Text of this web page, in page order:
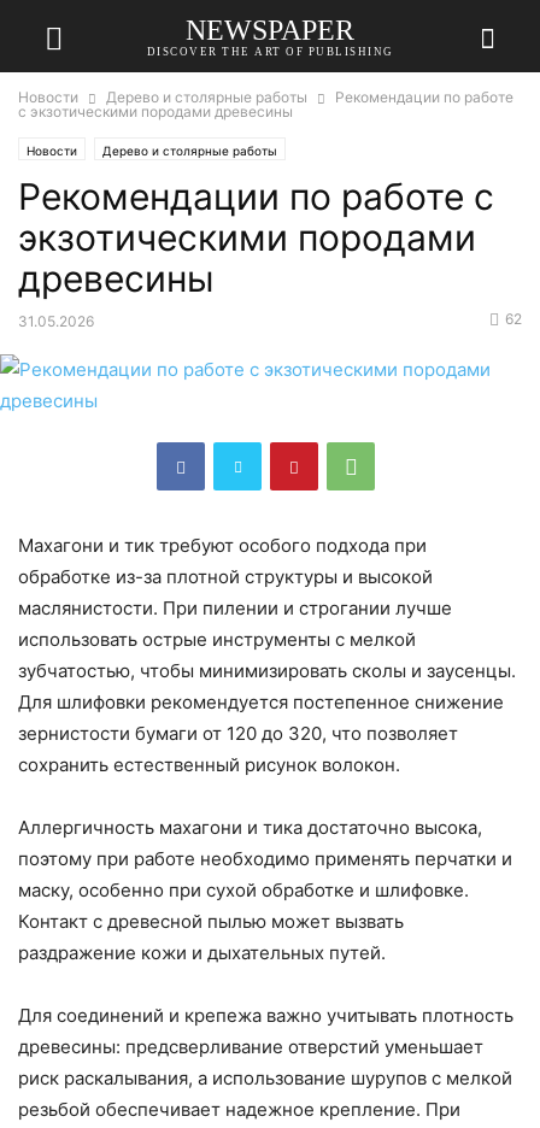
NEWSPAPER
DISCOVER THE ART OF PUBLISHING
Новости Дерево и столярные работы
Рекомендации по работе
с экзотическими породами древесины
Новости Дерево и столярные работы
Рекомендации по работе с
экзотическими породами
древесины
31.05.2026 62
Махагони и тик требуют особого подхода при
обработке из-за плотной структуры и высокой
маслянистости. При пилении и строгании лучше
использовать острые инструменты с мелкой
зубчатостью, чтобы минимизировать сколы и заусенцы.
Для шлифовки рекомендуется постепенное снижение
зернистости бумаги от 120 до 320, что позволяет
сохранить естественный рисунок волокон.
Аллергичность махагони и тика достаточно высока,
поэтому при работе необходимо применять перчатки и
маску, особенно при сухой обработке и шлифовке.
Контакт с древесной пылью может вызвать
раздражение кожи и дыхательных путей.
Для соединений и крепежа важно учитывать плотность
древесины: предсверливание отверстий уменьшает
риск раскалывания, а использование шурупов с мелкой
резьбой обеспечивает надежное крепление. При